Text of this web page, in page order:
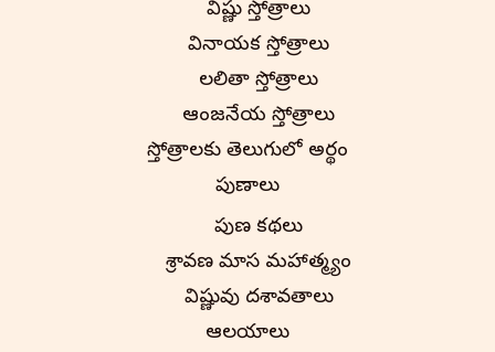
విష్ణు స్తోత్రాలు
వినాయక స్తోత్రాలు
లలితా స్తోత్రాలు
ఆంజనేయ స్తోత్రాలు
స్తోత్రాలకు తెలుగులో అర్థం
పురాణాలు
పురాణ కథలు
శ్రావణ మాస మహాత్మ్యం
విష్ణువు దశావతారాలు
ఆలయాలు